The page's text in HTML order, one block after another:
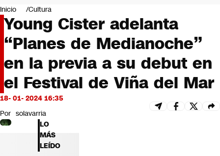
Negocios
Deportes
Programas completos
Cultura
Servicios
Bits
CNN tiempo
Futuro 360
Inicio Cultura
Young Cister adelanta
“Planes de Medianoche”
en la previa a su debut en
el Festival de Viña del Mar
18- 01- 2024 16:35
Por solavarria
LO
MÁS
LEÍDO